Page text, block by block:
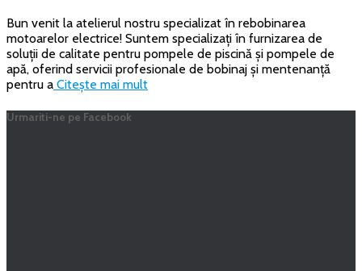
Bun venit la atelierul nostru specializat în rebobinarea
motoarelor electrice! Suntem specializați în furnizarea de
soluții de calitate pentru pompele de piscină și pompele de
apă, oferind servicii profesionale de bobinaj și mentenanță
pentru a Citește mai mult
Urmariti-ne pe Facebook